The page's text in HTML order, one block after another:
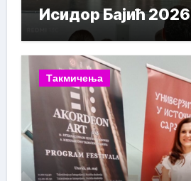
Исидор Бајић 2026
Такмичења